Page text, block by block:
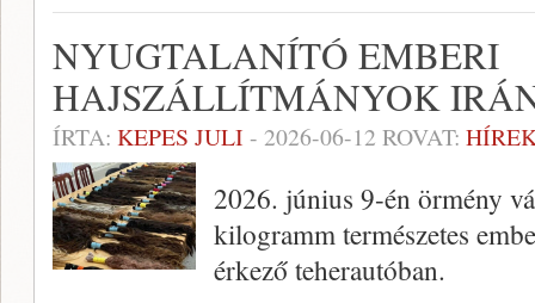
NYUGTALANÍTÓ EMBERI
HAJSZÁLLÍTMÁNYOK
ÍRTA: KEPES JULI - 2026-06-12 ROVAT:
2026. június 9-én örmény
kilogramm természetes
érkező teherautóban.